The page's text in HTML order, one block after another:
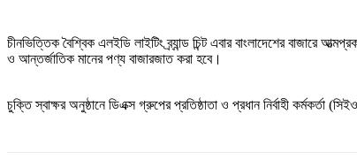
চীনভিত্তিক বৈশ্বিক এলইডি লাইটিং ব্র্যান্ড চিন্ট এবার বাংলাদেশের বাজারে
ও আন্তর্জাতিক মানের পণ্য বাজারজাত করা হবে।
চুক্তি স্বাক্ষর অনুষ্ঠানে ডিএক্স গ্রুপের প্রতিষ্ঠাতা ও প্রধান নির্বাহী কর্মকর্তা